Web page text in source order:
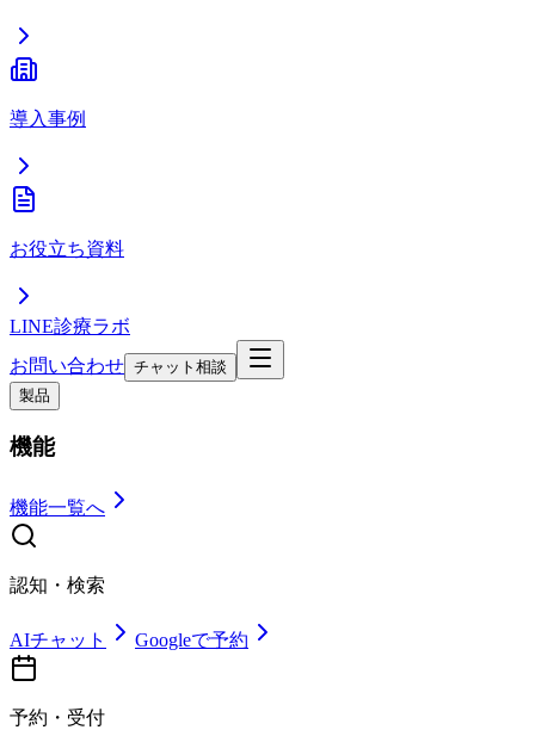
導入事例
お役立ち資料
LINE診療ラボ
お問い合わせ チャット相談
製品
機能
機能一覧へ
認知・検索
AIチャット Googleで予約
予約・受付